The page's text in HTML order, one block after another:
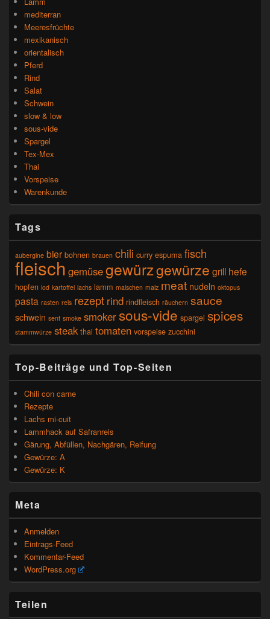
mediterran
Meeresfrüchte
mexikanisch
orientalisch
Pferd
Rind
Salat
Schwein
slow & low
sous-vide
Spargel
Tex-Mex
Thai
Vorspeise
Warenkunde
Tags
aubergine bier bohnen brauen chili curry espuma fisch
fleisch gemüsegewürzgewürze grill hefe
hopfen iod kartoffel lachs lamm maischen malz meat nudeln oktopus
pasta rasten reis rezept rind rindfleisch räuchern sauce
schwein senf smoke smokersous-vide spargel spices
stammwürze steak thai tomaten vorspeise zucchini
Top-Beiträge und Top-Seiten
Chili con carne
Rezepte
Lachs mi-cuit
Lammhack auf Safranreis
Gärung, Abfüllen, Nachgären, Reifung
Gewürze: A
Gewürze: K
Meta
Anmelden
Eintrags-Feed
Kommentar-Feed
WordPress.org
Teilen